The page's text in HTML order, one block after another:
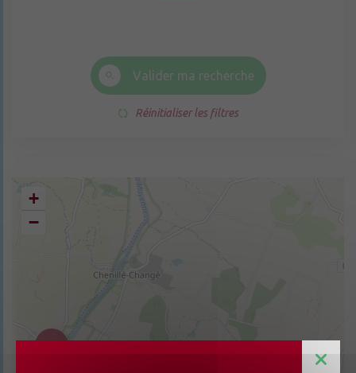
Valider ma recherche
Réinitialiser les filtres
4
+
−